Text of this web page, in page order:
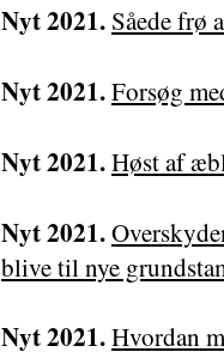
Nyt 2021. Såede frø
Nyt 2021.Forsøg
Nyt 2021.Høst af
Nyt 2021.
blive til nye
Nyt 2021.Hvordan